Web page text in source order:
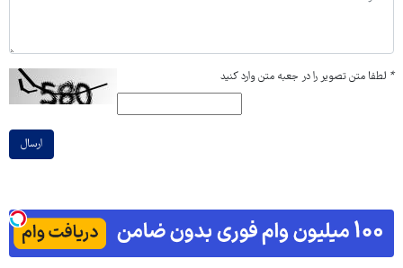
* لطفا متن تصویر را در جعبه متن وارد کنید
ارسال